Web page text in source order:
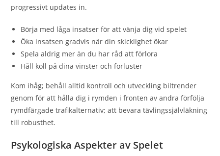
progressivt updates in.
Börja med låga insatser för att vänja dig vid spelet
Öka insatsen gradvis när din skicklighet ökar
Spela aldrig mer än du har råd att förlora
Håll koll på dina vinster och förluster
Kom ihåg; behåll alltid kontroll och utveckling biltrender
genom för att hålla dig i rymden i fronten av andra förfölja
rymdfärgade trafikalternativ; att bevara tävlingssjälvläkning
till robusthet.
Psykologiska Aspekter av Spelet